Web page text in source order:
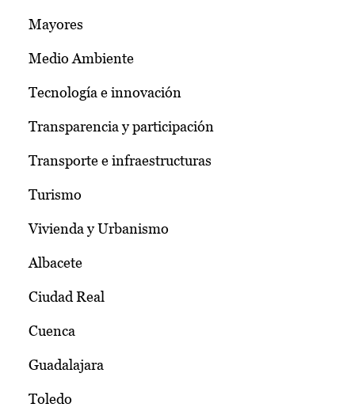
Mayores
Medio Ambiente
Tecnología e innovación
Transparencia y participación
Transporte e infraestructuras
Turismo
Vivienda y Urbanismo
Albacete
Ciudad Real
Cuenca
Guadalajara
Toledo